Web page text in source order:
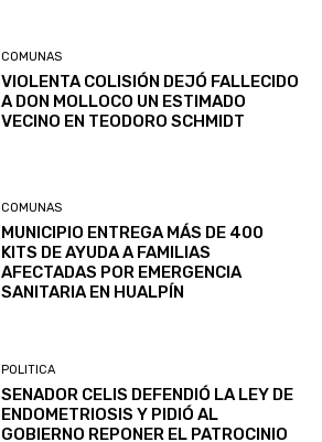
COMUNAS
VIOLENTA COLISIÓN DEJÓ FALLECIDO
A DON MOLLOCO UN ESTIMADO
VECINO EN TEODORO SCHMIDT
COMUNAS
MUNICIPIO ENTREGA MÁS DE 400
KITS DE AYUDA A FAMILIAS
AFECTADAS POR EMERGENCIA
SANITARIA EN HUALPÍN
POLITICA
SENADOR CELIS DEFENDIÓ LA LEY DE
ENDOMETRIOSIS Y PIDIÓ AL
GOBIERNO REPONER EL PATROCINIO